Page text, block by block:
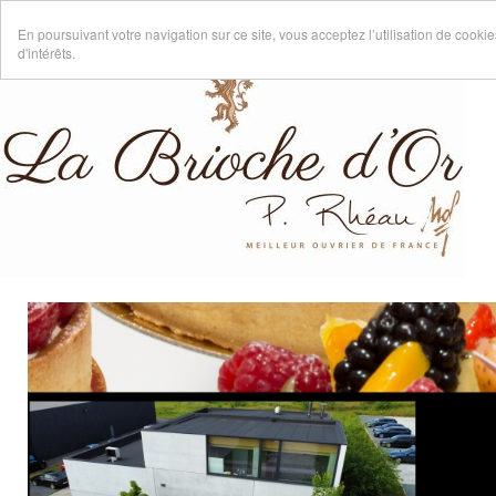
En poursuivant votre navigation sur ce site, vous acceptez l’utilisation de
d'intérêts.